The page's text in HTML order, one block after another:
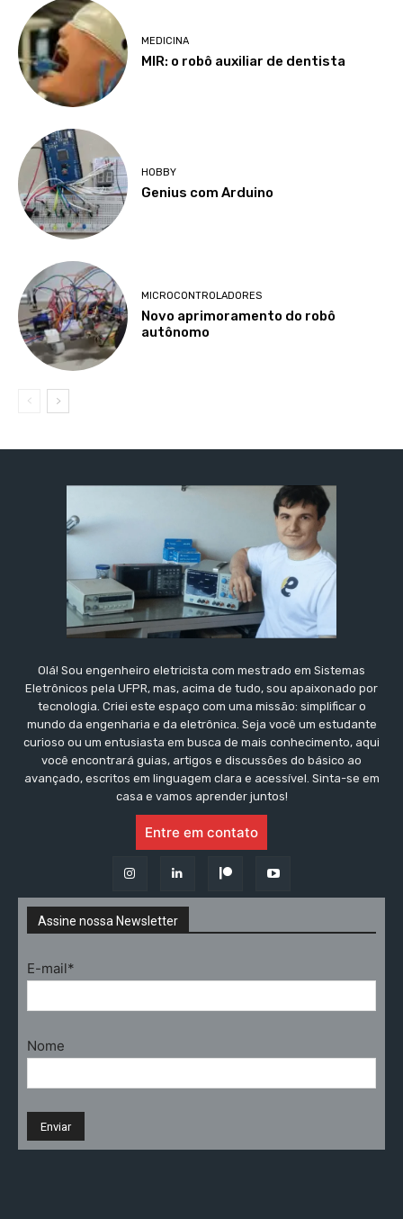
MEDICINA
MIR: o robô auxiliar de dentista
HOBBY
Genius com Arduino
MICROCONTROLADORES
Novo aprimoramento do robô
autônomo
Olá! Sou engenheiro eletricista com mestrado em Sistemas
Eletrônicos pela UFPR, mas, acima de tudo, sou apaixonado por
tecnologia. Criei este espaço com uma missão: simplificar o
mundo da engenharia e da eletrônica. Seja você um estudante
curioso ou um entusiasta em busca de mais conhecimento, aqui
você encontrará guias, artigos e discussões do básico ao
avançado, escritos em linguagem clara e acessível. Sinta-se em
casa e vamos aprender juntos!
Entre em contato
Assine nossa Newsletter
E-mail*
Nome